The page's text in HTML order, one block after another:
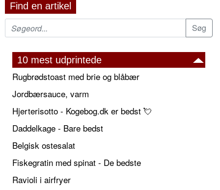
Find en artikel
10 mest udprintede
Rugbrødstoast med brie og blåbær
Jordbærsauce, varm
Hjerterisotto - Kogebog.dk er bedst 💘
Daddelkage - Bare bedst
Belgisk ostesalat
Fiskegratin med spinat - De bedste
Ravioli i airfryer